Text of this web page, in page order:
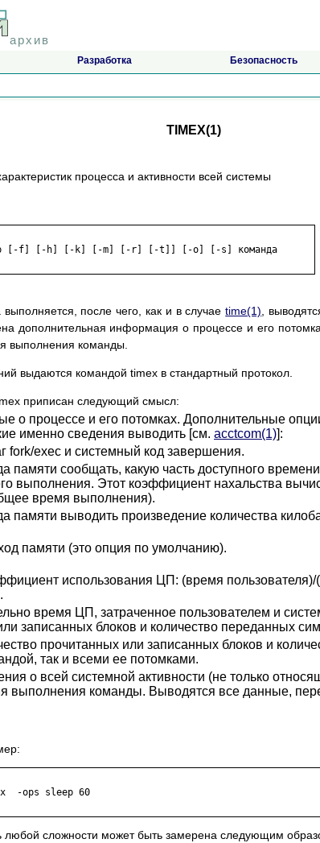
архив
Разработка Безопасность
TIMEX(1)
процесса и активности всей системы
после чего, как и в случаеtime(1) ,
дополнительная информация о процессе и его
выполнения команды.
выдаются командой timex в стандартный протокол.
приписан следующий смысл:
о процессе и его потомках. Дополнительные
именно сведения выводить [см. acctcom(1)]:
fork/exec и системный код завершения.
памяти сообщать, какую часть доступного
выполнения. Этот коэффициент нахальства
время выполнения).
памяти выводить произведение количества
памяти (это опция по умолчанию).
использования ЦП: (время
время ЦП, затраченное пользователем и
записанных блоков и количество переданных
прочитанных или записанных блоков и
так и всеми ее потомками.
о всей системной активности (не только
выполнения команды. Выводятся все данные,
любой сложности может быть замерена следующим